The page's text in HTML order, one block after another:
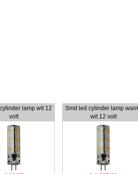
lamp wit 12
volt
Smd led cylinder lamp
wit 12 volt